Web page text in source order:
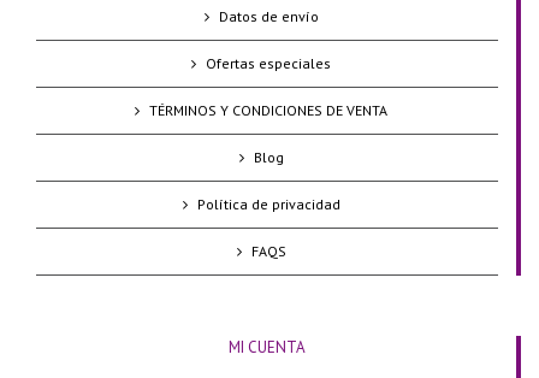
Datos de envío
Ofertas especiales
TÉRMINOS Y CONDICIONES DE VENTA
Blog
Política de privacidad
FAQS
MI CUENTA